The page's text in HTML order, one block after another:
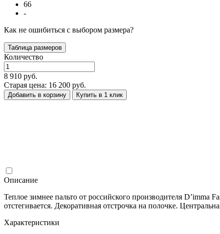
66
-
Как не ошибиться с выбором размера?
Таблица размеров
Количество
8 910 руб.
Старая цена: 16 200 руб.
Добавить в корзину Купить в 1 клик
Описание
Теплое зимнее пальто от российского производителя
отстегивается. Декоративная отстрочка на полочке.
Характеристики